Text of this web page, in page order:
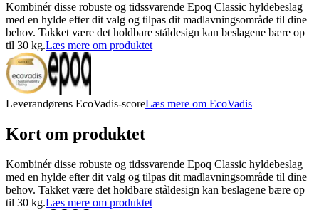
Kombinér disse robuste og tidssvarende Epoq Classic hyldebeslag
med en hylde efter dit valg og tilpas dit madlavningsområde til dine
behov. Takket være det holdbare ståldesign kan beslagene bære op
til 30 kg.Læs mere om produktet
Leverandørens EcoVadis-scoreLæs mere om EcoVadis
Kort om produktet
Kombinér disse robuste og tidssvarende Epoq Classic hyldebeslag
med en hylde efter dit valg og tilpas dit madlavningsområde til dine
behov. Takket være det holdbare ståldesign kan beslagene bære op
til 30 kg.Læs mere om produktet